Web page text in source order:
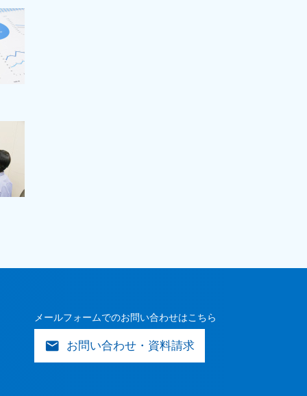
メールフォームでのお問い合わせはこちら
mail お問い合わせ・資料請求